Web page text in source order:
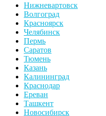
Нижневартовск
Волгоград
Красноярск
Челябинск
Пермь
Саратов
Тюмень
Казань
Калининград
Краснодар
Ереван
Ташкент
Новосибирск